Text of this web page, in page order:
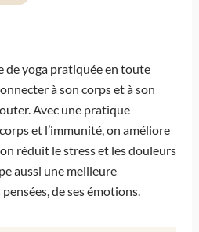
yoga pratiquée en toute
à son corps et à son
Avec une pratique
et l’immunité, on améliore
réduit le stress et les douleurs
aussi une meilleure
de ses émotions.